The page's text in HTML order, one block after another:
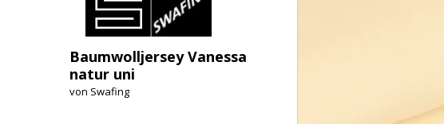
Baumwolljersey Vanessa
natur uni
von Swafing